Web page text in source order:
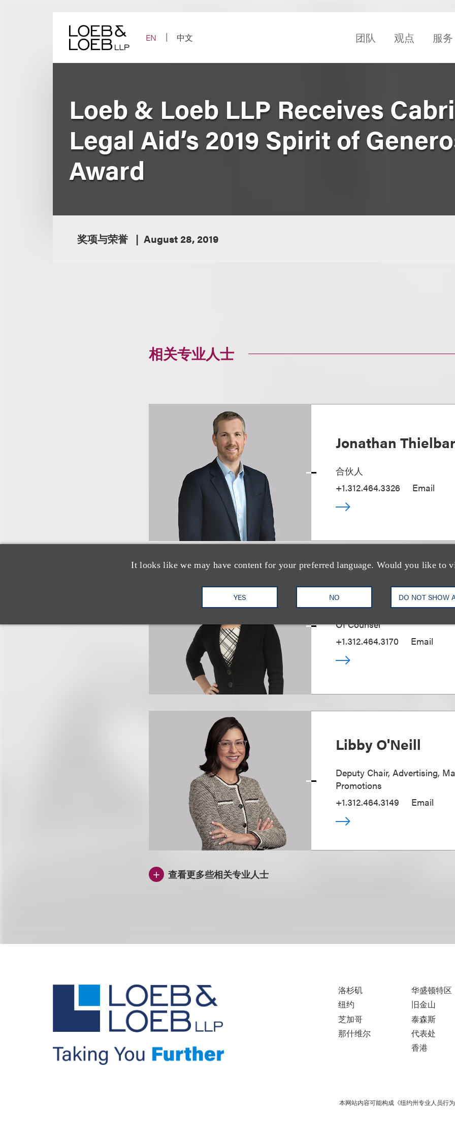
EN
中文 团队 观点 服务
It looks like we may have content for your preferred language. Would you like to
YES NO DO NOT SHOW
Loeb & Loeb LLP Receives
Legal Aid’s 2019 Spirit of
Award
奖项与荣誉 August 28, 2019
相关专业人士
Jonathan
合伙人
+1.312.464.3326
Email
Sue Paik
Of Counsel
+1.312.464.3170
Email
Libby O'Neill
Deputy Chair, Advertising,
Promotions
+1.312.464.3149
Email
查看更多些相关专业人士
洛杉矶
纽约
芝加哥
那什维尔
华盛顿特区
旧金山
泰森斯
代表处
香港
本网站内容可能构成《纽约州专业人员行